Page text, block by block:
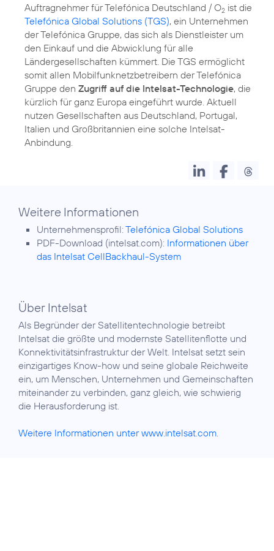
Auftragnehmer für Telefónica Deutschland / O2 ist die
Telefónica Global Solutions (TGS), ein Unternehmen
der Telefónica Gruppe, das sich als Dienstleister um
den Einkauf und die Abwicklung für alle
Ländergesellschaften kümmert. Die TGS ermöglicht
somit allen Mobilfunknetzbetreibern der Telefónica
Gruppe den Zugriff auf die Intelsat-Technologie, die
kürzlich für ganz Europa eingeführt wurde. Aktuell
nutzen Gesellschaften aus Deutschland, Portugal,
Italien und Großbritannien eine solche Intelsat-
Anbindung.
Weitere Informationen
Unternehmensprofil:Telefónica Global Solutions
PDF-Download (intelsat.com): Informationen über
das Intelsat CellBackhaul-System
Über Intelsat
Als Begründer der Satellitentechnologie betreibt
Intelsat die größte und modernste Satellitenflotte und
Konnektivitätsinfrastruktur der Welt. Intelsat setzt sein
einzigartiges Know-how und seine globale Reichweite
ein, um Menschen, Unternehmen und Gemeinschaften
miteinander zu verbinden, ganz gleich, wie schwierig
die Herausforderung ist.
Weitere Informationen unter www.intelsat.com